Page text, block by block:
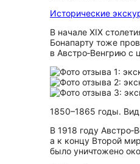
Исторические
В начале XIX
Бонапарту тоже
в Австро‑Венгрию с
1850–1865 годы.
В 1918 году
а к концу Второй
было уничтожено